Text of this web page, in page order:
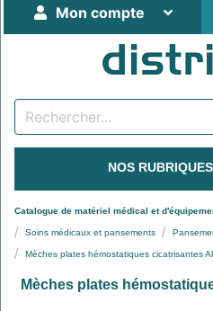
Mon compte
NOS RUBRIQUES
Catalogue de matériel médical et
Soins médicaux et pansements
Mèches plates hémostatiques cicatrisantes
Mèches plates